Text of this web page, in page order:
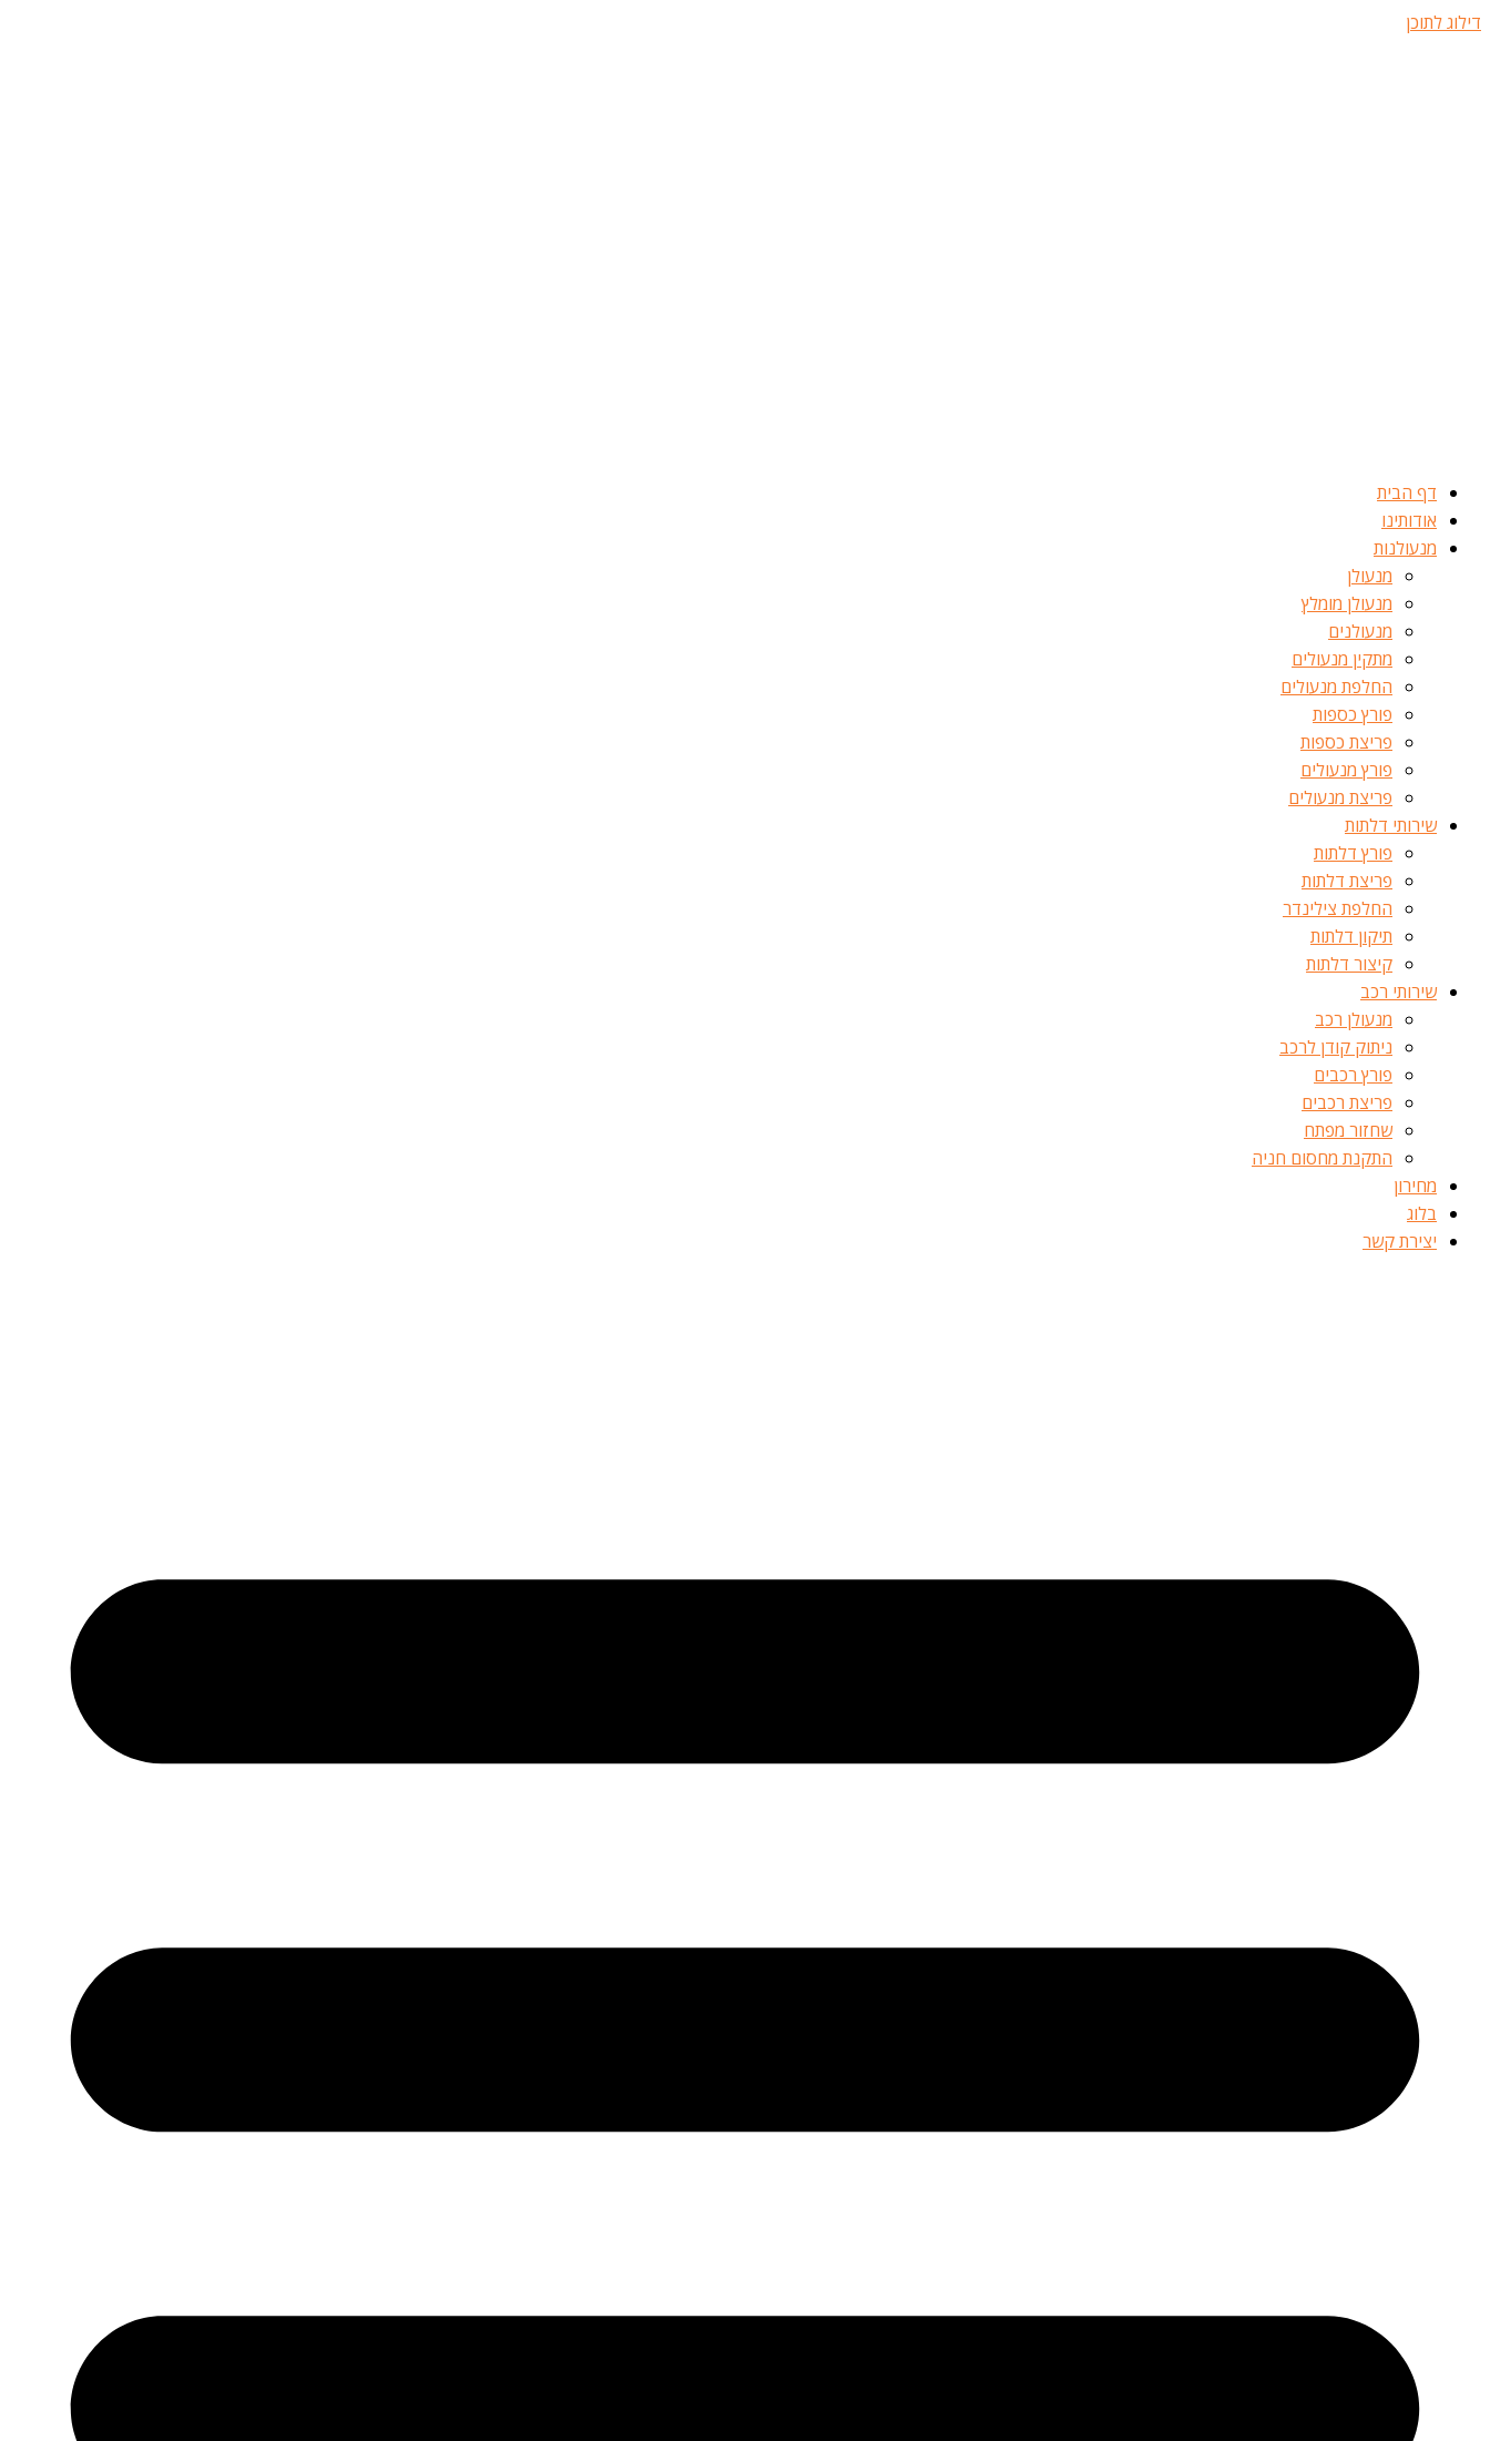
דילוג לתוכן
דף הבית
אודותינו
מנעולנות
מנעולן
מנעולן מומלץ
מנעולנים
מתקין מנעולים
החלפת מנעולים
פורץ כספות
פריצת כספות
פורץ מנעולים
פריצת מנעולים
שירותי דלתות
פורץ דלתות
פריצת דלתות
החלפת צילינדר
תיקון דלתות
קיצור דלתות
שירותי רכב
מנעולן רכב
ניתוק קודן לרכב
פורץ רכבים
פריצת רכבים
שחזור מפתח
התקנת מחסום חניה
מחירון
בלוג
יצירת קשר